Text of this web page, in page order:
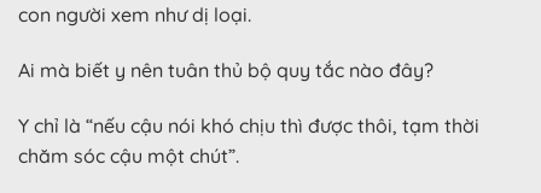
con người xem như dị loại.
Ai mà biết y nên tuân thủ bộ quy tắc nào đây?
Y chỉ là “nếu cậu nói khó chịu thì được thôi, tạm thời
chăm sóc cậu một chút”.